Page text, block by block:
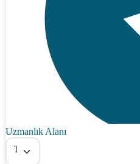
Uzmanlık Alanı
Tümü